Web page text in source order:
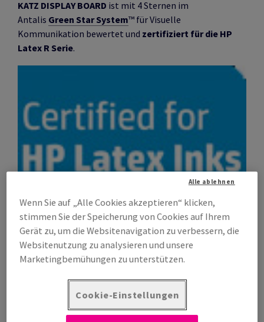
KATZ DISPLAY BOARD ist mit 4 Sternen im
Antalis Green Star System™ für Visuelle
Kommunikation bewertet und zertifiziert für die HP
Latex R Serie.
FSC-Zertifikat anzeigen!
Zu den Produkten!
Wenn Sie auf „Alle Cookies akzeptieren“ klicken,
stimmen Sie der Speicherung von Cookies auf Ihrem
Gerät zu, um die Websitenavigation zu verbessern, die
Websitenutzung zu analysieren und unsere
Marketingbemühungen zu unterstützen.
Cookie-Einstellungen
Alle ablehnen